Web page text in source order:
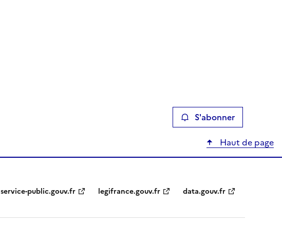
S'abonner
Haut de page
service-public.gouv.fr legifrance.gouv.fr data.gouv.fr